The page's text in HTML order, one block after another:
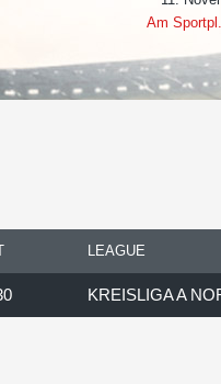
Am
LEAGUE
KREISLIGA A